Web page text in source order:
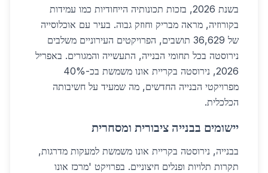
בשנת 2026, בזכות תכונותיה הייחודיות כמו עמידות
בקורוזיה, מראה מבריק וחוזק גבוה. בעיר עם אוכלוסייה
של 36,629 תושבים, הפרויקטים העירוניים משלבים
נירוסטה בכל תחומי הבנייה, התעשייה והמגורים. באפריל
2026, נירוסטה בקריית אונו משמשת בכ-40%
מפרויקטי הבנייה החדשים, מה שמעיד על חשיבותה
הכלכלית.
יישומים בבנייה ציבורית ומסחרית
בבנייה, נירוסטה בקריית אונו משמשת למעקות מדרגות,
תקרות תלויות ופנלים חיצוניים. בפרויקט 'מרכז אונו